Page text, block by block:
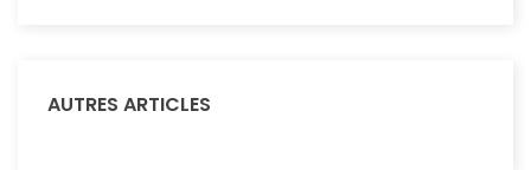
AUTRES ARTICLES